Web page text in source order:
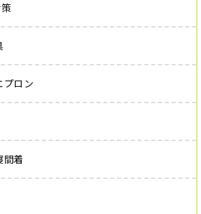
プロン
間着